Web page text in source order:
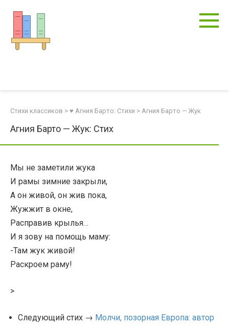
контенту
Стихи классиков > ♥ Агния Барто: Стихи > Агния Барто — Жук
Агния Барто — Жук: Стих
Мы не заметили жука
И рамы зимние закрыли,
А он живой, он жив пока,
Жужжит в окне,
Расправив крылья…
И я зову на помощь маму:
-Там жук живой!
Раскроем раму!
>
Следующий стих → Молчи, позорная Европа: автор